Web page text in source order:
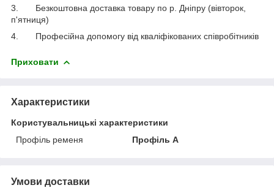
3.
Безкоштовна доставка товару по р. Дніпру (вівторок,
п'ятниця)
4.
Професійна допомогу від кваліфікованих співробітників
Приховати
Характеристики
Користувальницькі характеристики
Профіль ременя
Профіль A
Умови доставки